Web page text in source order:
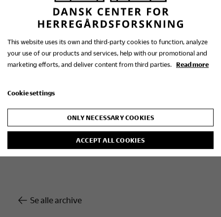
undervejs opfordres til at være aktive og byde ind
med den nyeste viden på området.
Slotsholmen i København, hvortil der er
forholdsvis let adgang fra alle nordiske lande. Rent
teoretiske del, foredragene, afholdes onsdag og
torsdag formiddag iHarsdorfsalenpå Rigsarkivet,
mens eftermiddagene vil være viet til ekskursioner
Se alle archive
This website uses its own and third-party cookies to function, analyze
your use of our products and services, help with our promotional and
marketing efforts, and deliver content from third parties. Read more
Cookie settings
ONLY NECESSARY COOKIES
ACCEPT ALL COOKIES